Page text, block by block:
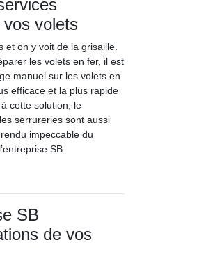
vos volets
et on y voit de la grisaille.
les volets en fer, il est
manuel sur les volets en
efficace et la plus rapide
cette solution, le
serrureries sont aussi
impeccable du
SB
SB
de vos